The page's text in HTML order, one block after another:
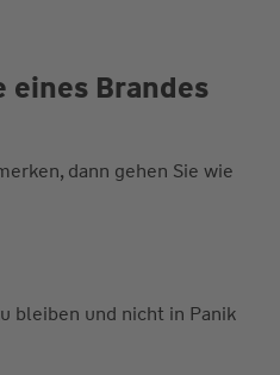
eines Brandes
dann gehen Sie wie
bleiben und nicht in Panik